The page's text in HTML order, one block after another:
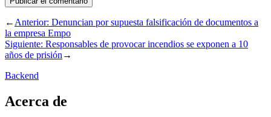
←Anterior: Denuncian por supuesta falsificación de documentos a
la empresa Empo
Siguiente: Responsables de provocar incendios se exponen a 10
años de prisión→
Backend
Acerca de